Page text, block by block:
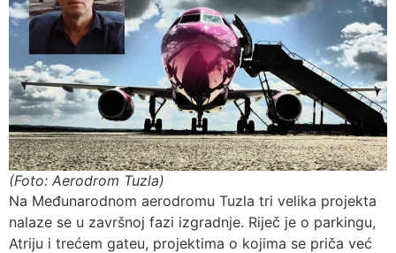
(Foto: Aerodrom Tuzla)
Na Međunarodnom aerodromu Tuzla tri velika projekta
nalaze se u završnoj fazi izgradnje. Riječ je o parkingu,
Atriju i trećem gateu, projektima o kojima se priča već